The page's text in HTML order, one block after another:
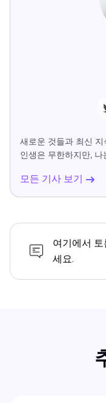
새로운 것들과 최신
인생은 무한하지만,
모든 기사 보기
여기에서
세요.